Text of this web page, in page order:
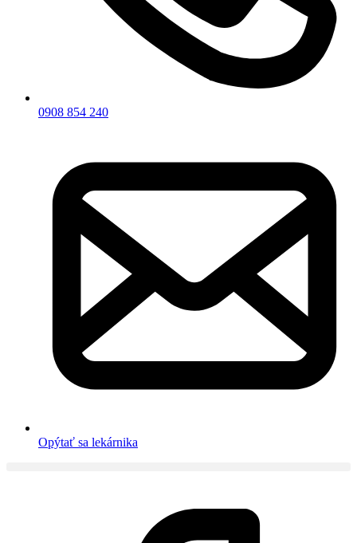
0908 854 240
Opýtať sa lekárnika